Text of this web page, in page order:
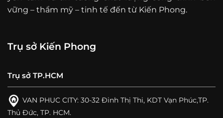
vững – thẩm mỹ – tinh tế đến từ Kiến Phong.
Trụ sở Kiến Phong
Trụ sở TP.HCM
VAN PHUC CITY: 30-32 Đinh Thị Thi, KDT Vạn Phúc,TP.
Thủ Đức, TP. HCM.